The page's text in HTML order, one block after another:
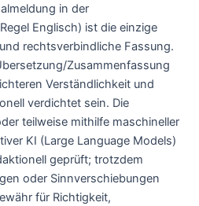
in der
Englisch) ist die einzige
rechtsverbindliche Fassung.
Zusammenfassung
Verständlichkeit und
verdichtet sein. Die
teilweise mithilfe maschineller
KI (Large Language Models)
geprüft; trotzdem
oder Sinnverschiebungen
für Richtigkeit,